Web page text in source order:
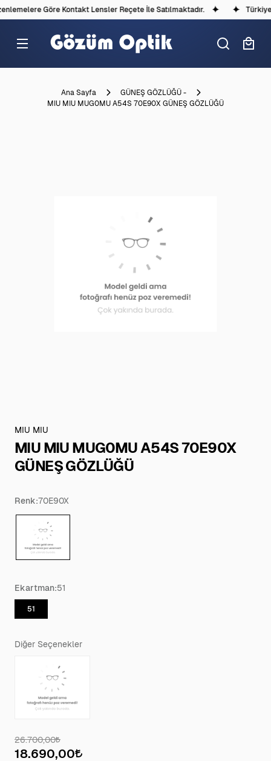
Göre Kontakt Lensler Reçete İle Satılmaktadır.
Ana Sayfa
GÜNEŞ GÖZLÜĞÜ -
MIU MIU MUG0MU A54S 70E90X GÜNEŞ GÖZLÜĞÜ
MIU MIU
MIU MIU MUG0MU A54S 70E90X
GÜNEŞ GÖZLÜĞÜ
Renk:70E90X
Ekartman:51
51
Diğer Seçenekler
26.700,00
18.690,00